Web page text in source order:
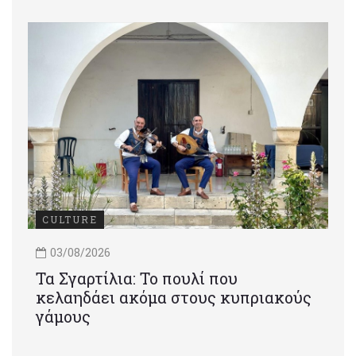
CULTURE
03/08/2026
Τα Σγαρτίλια: Το πουλί που
κελαηδάει ακόμα στους κυπριακούς
γάμους